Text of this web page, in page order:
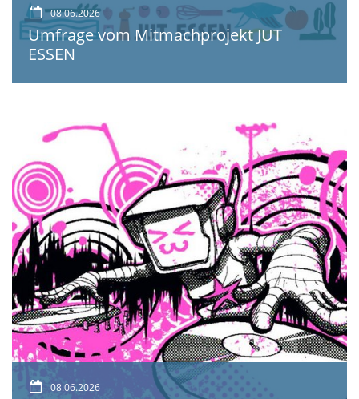
08.06.2026
Umfrage vom Mitmachprojekt JUT
ESSEN
08.06.2026